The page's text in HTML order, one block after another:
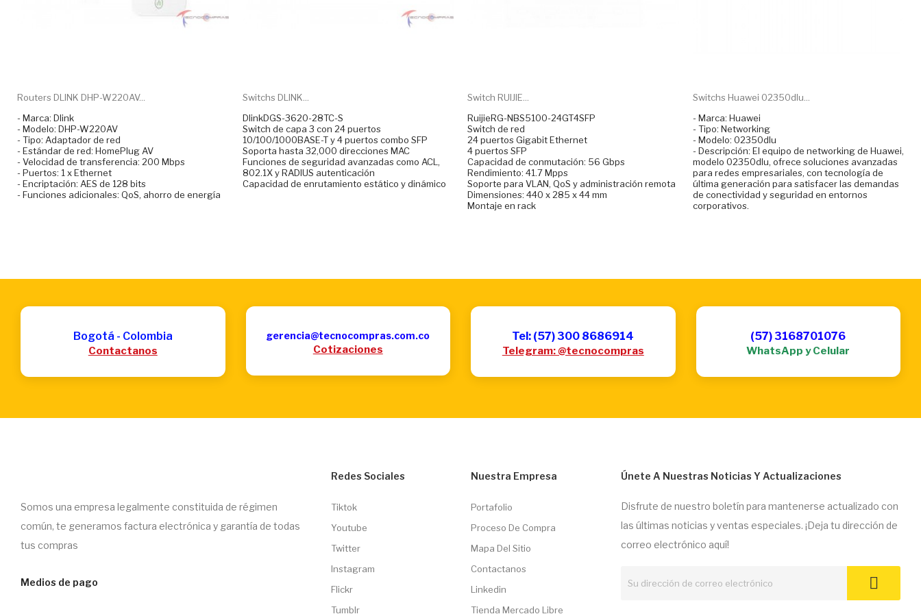
Routers DLINK DHP-W220AV...
- Marca: Dlink
- Modelo: DHP-W220AV
- Tipo: Adaptador de red
- Estándar de red: HomePlug AV
- Velocidad de transferencia: 200 Mbps
- Puertos: 1 x Ethernet
- Encriptación: AES de 128 bits
- Funciones adicionales: QoS, ahorro de energía
Switchs DLINK...
DlinkDGS-3620-28TC-S
Switch de capa 3 con 24 puertos
10/100/1000BASE-T y 4 puertos combo SFP
Soporta hasta 32,000 direcciones MAC
Funciones de seguridad avanzadas como ACL,
802.1X y RADIUS autenticación
Capacidad de enrutamiento estático y dinámico
Switch RUIJIE...
RuijieRG-NBS5100-24GT4SFP
Switch de red
24 puertos Gigabit Ethernet
4 puertos SFP
Capacidad de conmutación: 56 Gbps
Rendimiento: 41.7 Mpps
Soporte para VLAN, QoS y administración remota
Dimensiones: 440 x 285 x 44 mm
Montaje en rack
Switchs Huawei 02350dlu...
- Marca: Huawei
- Tipo: Networking
- Modelo: 02350dlu
- Descripción: El equipo de networking de Huawei,
modelo 02350dlu, ofrece soluciones avanzadas
para redes empresariales, con tecnología de
última generación para satisfacer las demandas
de conectividad y seguridad en entornos
corporativos.
Bogotá - Colombia
Contactanos
gerencia@tecnocompras.com.co
Cotizaciones
Tel: (57) 300 8686914
Telegram: @tecnocompras
(57) 3168701076
WhatsApp y Celular
Somos una empresa legalmente constituida de régimen
común, te generamos factura electrónica y garantía de todas
tus compras
Medios de pago
Redes Sociales
Tiktok
Youtube
Twitter
Instagram
Flickr
Tumblr
Nuestra Empresa
Portafolio
Proceso De Compra
Mapa Del Sitio
Contactanos
Linkedin
Tienda Mercado Libre
Únete A Nuestras Noticias Y Actualizaciones
Disfrute de nuestro boletín para mantenerse actualizado con
las últimas noticias y ventas especiales. ¡Deja tu dirección de
correo electrónico aquí!